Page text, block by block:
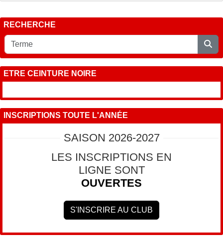
RECHERCHE
ETRE CEINTURE NOIRE
INSCRIPTIONS TOUTE L'ANNÉE
SAISON 2026-2027
LES INSCRIPTIONS EN
LIGNE SONT
OUVERTES
S'INSCRIRE AU CLUB